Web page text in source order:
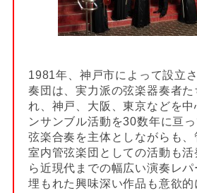
1981年、神戸市によって設立
奏団は、実力派の弦楽器奏者た
れ、神戸、大阪、東京などを
ンサンブル活動を30数年に亘っ
弦楽合奏を主体としながらも
室内管弦楽団としての活動も
ら近現代までの幅広い演奏レパ
埋もれた興味深い作品も意欲的